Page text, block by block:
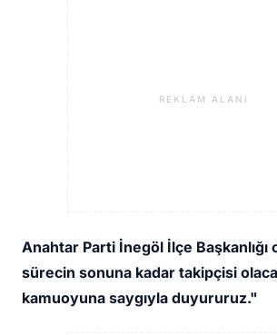
REKLAM ALANI
Anahtar Parti İnegöl İlçe Başkanlığı
sürecin sonuna kadar takipçisi
kamuoyuna saygıyla duyururuz."